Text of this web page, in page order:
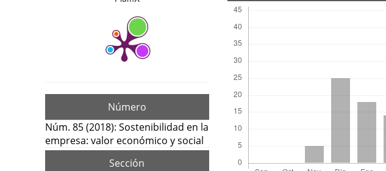
Número
Núm. 85 (2018): Sostenibilidad en la
empresa: valor económico y social
Sección